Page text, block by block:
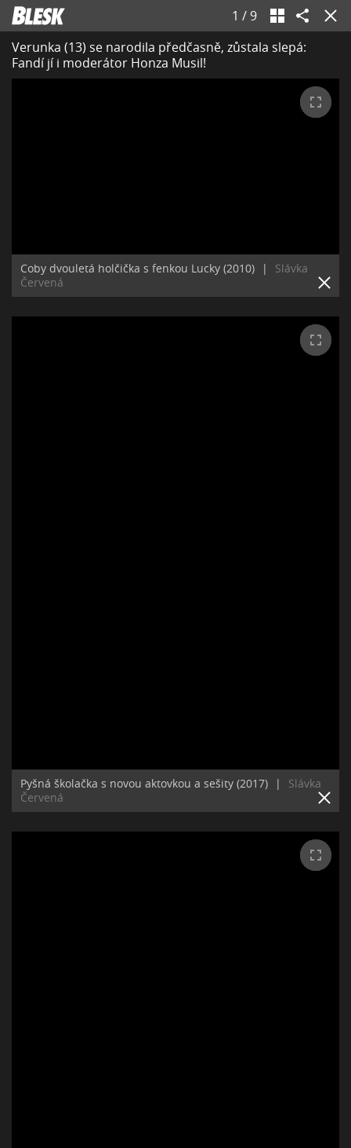
1 / 9
Verunka (13) se narodila předčasně, zůstala slepá:
Fandí jí i moderátor Honza Musil!
Coby dvouletá holčička s fenkou Lucky (2010) |
Slávka
Červená
Pyšná školačka s novou aktovkou a sešity (2017) |
Slávka
Červená